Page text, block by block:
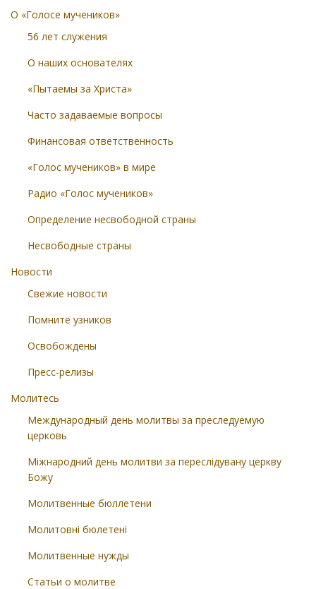
О «Голосе мучеников»
56 лет служения
О наших основателях
«Пытаемы за Христа»
Часто задаваемые вопросы
Финансовая ответственность
«Голос мучеников» в мире
Радио «Голос мучеников»
Определение несвободной страны
Несвободные страны
Новости
Свежие новости
Помните узников
Освобождены
Пресс-релизы
Молитесь
Международный день молитвы за преследуемую
церковь
Міжнародний день молитви за переслідувану церкву
Божу
Молитвенные бюллетени
Молитовні бюлетені
Молитвенные нужды
Статьи о молитве